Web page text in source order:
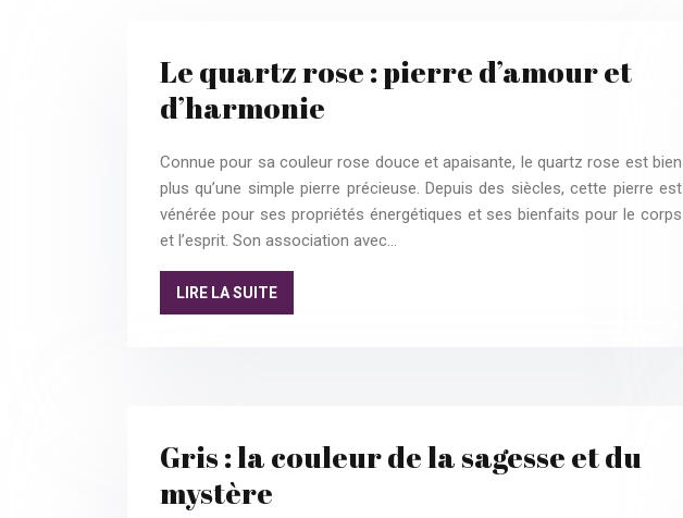
Le quartz rose : pierre d’amour et
d’harmonie
Connue pour sa couleur rose douce et apaisante, le quartz rose est bien
plus qu’une simple pierre précieuse. Depuis des siècles, cette pierre est
vénérée pour ses propriétés énergétiques et ses bienfaits pour le corps
et l’esprit. Son association avec…
LIRE LA SUITE
Gris : la couleur de la sagesse et du
mystère